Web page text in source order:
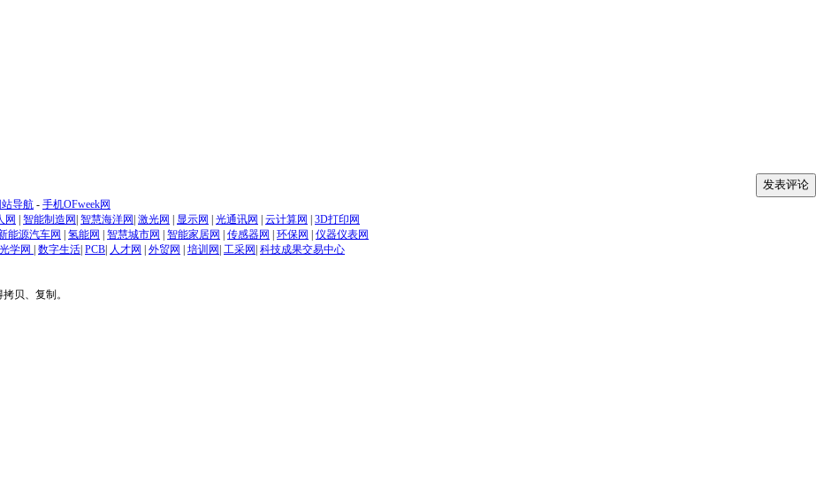
站导航 - 手机OFweek网
网 智能制造网 智慧海洋网 激光网 显示网 光通讯网 云计算网
3D打印网
能源汽车网 氢能网 智慧城市网 智能家居网 传感器网 环保网
仪器仪表网
光学网 数字生活 PCB 人才网 外贸网 培训网 工采网 科技成果交易中心
贝、复制。